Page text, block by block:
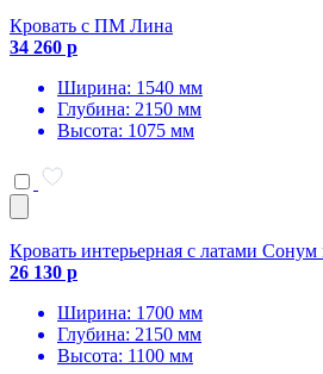
Кровать с ПМ Лина
34 260 р
Ширина: 1540 мм
Глубина: 2150 мм
Высота: 1075 мм
Кровать интерьерная с латами Сонум
26 130 р
Ширина: 1700 мм
Глубина: 2150 мм
Высота: 1100 мм